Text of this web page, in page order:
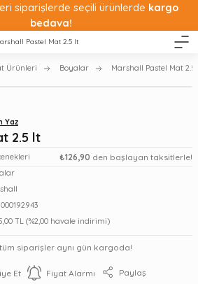
siparişlerde seçili ürünlerde kargo
bedava!
Ürünleri Boyalar Marshall Pastel Mat
Yaz
2.5 lt
₺126,90 den başlayan taksitlerle!
TL (%2,00 havale indirimi)
siparişler aynı gün kargoda!
Et Fiyat Alarmı Paylaş